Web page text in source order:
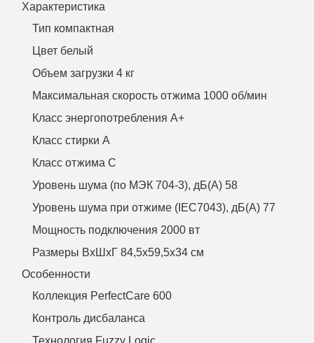
Характеристика
Тип компактная
Цвет белый
Объем загрузки 4 кг
Максимальная скорость отжима 1000 об/мин
Класс энергопотребления А+
Класс стирки A
Класс отжима С
Уровень шума (по МЭК 704-3), дБ(А) 58
Уровень шума при отжиме (IEC7043), дБ(А) 77
Мощность подключения 2000 вт
Размеры ВхШхГ 84,5х59,5х34 см
Особенности
Коллекция PerfectCare 600
Контроль дисбаланса
Технология Fuzzy Logic